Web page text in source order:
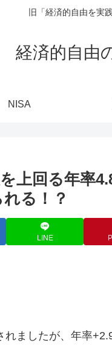
旧「経済的自由を実
経済的自由
NISA
上回る年率
る！？
LINE
ましたが、年率